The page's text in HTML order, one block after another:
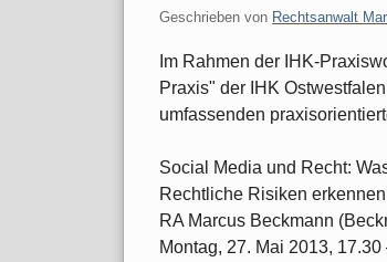
Geschrieben von Rechtsanwalt
Im Rahmen der IHK-
Praxis" der IHK
umfassenden
Social Media und Recht:
Rechtliche Risiken
RA Marcus Beckmann
Montag, 27. Mai 2013,